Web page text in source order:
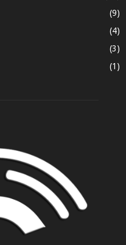
(9)
(4)
(3)
(1)